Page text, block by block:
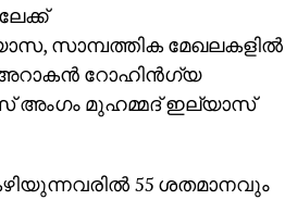
സാമ്പത്തിക മേഖലകളില്‍
അറാകന്‍ റോഹിന്‍ഗ്യ
അംഗം മുഹമ്മദ് ഇല്യാസ്
55 ശതമാനവും